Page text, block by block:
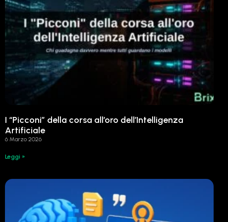
I “Picconi” della corsa all’oro dell’Intelligenza
Artificiale
6 Marzo 2026
Leggi »